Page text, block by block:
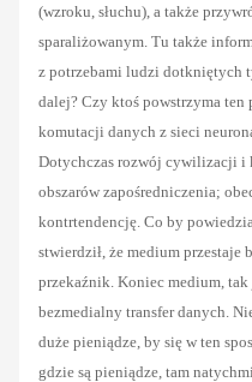
(wzroku, słuchu), a także
sparaliżowanym. Tu także
z potrzebami ludzi dotkniętych
dalej? Czy ktoś powstrzyma
komutacji danych z sieci
Dotychczas rozwój cywilizacji i
obszarów zapośredniczenia;
kontrtendencję. Co by
stwierdził, że medium przestaje
przekaźnik. Koniec medium,
bezmedialny transfer danych.
duże pieniądze, by się w ten
gdzie są pieniądze, tam